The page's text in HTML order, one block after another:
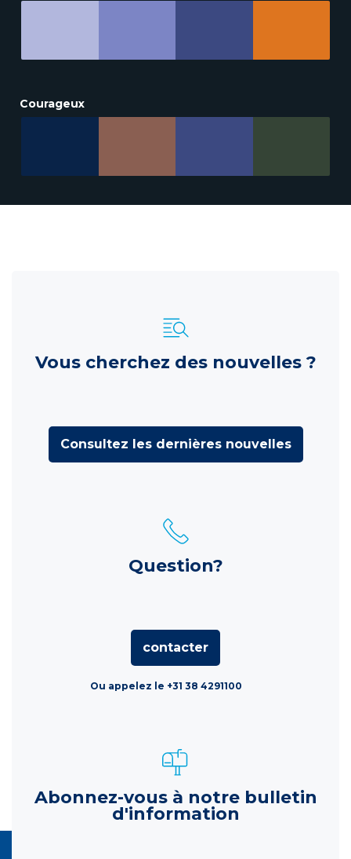
Courageux
Vous cherchez des nouvelles ?
Consultez les dernières nouvelles
Question?
contacter
Ou appelez le +31 38 4291100
Abonnez-vous à notre bulletin
d'information